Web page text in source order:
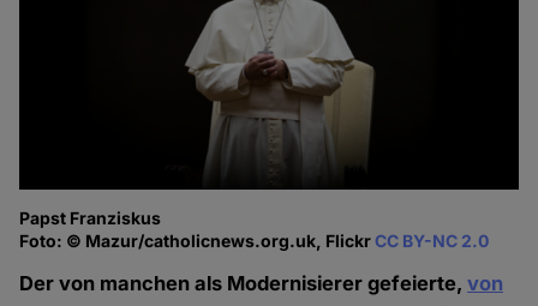
Papst Franziskus
Foto: © Mazur/catholicnews.org.uk, FlickrCC BY-NC 2.0
Der von manchen als Modernisierer gefeierte,von